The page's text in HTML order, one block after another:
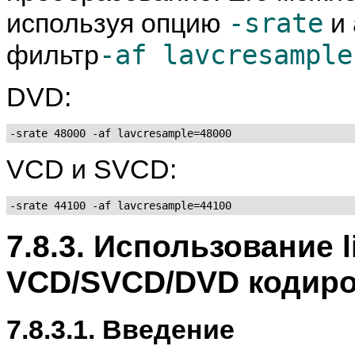
используя опцию -srate и
фильтр-af lavcresample
DVD:
-srate 48000 -af lavcresample=48000
VCD и SVCD:
-srate 44100 -af lavcresample=44100
7.8.3. Использование
VCD/SVCD/DVD
7.8.3.1. Введение